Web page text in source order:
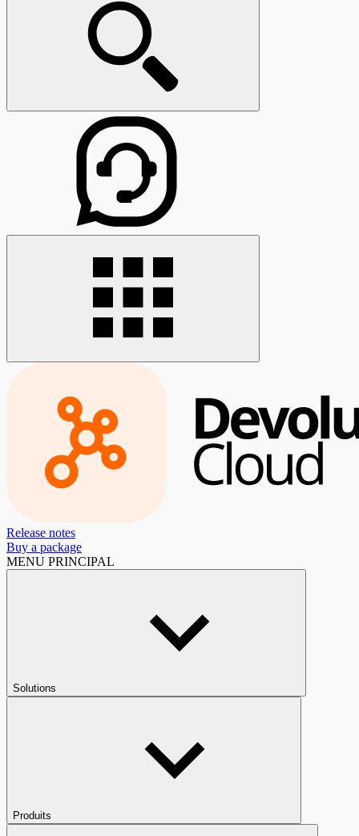
Release notes
Buy a package
MENU PRINCIPAL
Solutions
Produits